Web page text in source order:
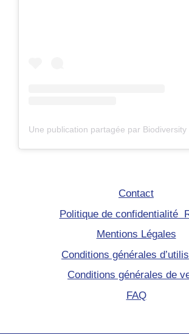
Contact
Politique de confidentialité
Mentions Légales
Conditions générales
Conditions générales de
FAQ